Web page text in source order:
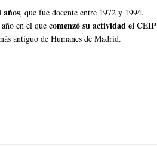
, que fue docente entre 1972 y 1994.
en el que comenzó su actividad el CEIP
antiguo de Humanes de Madrid.